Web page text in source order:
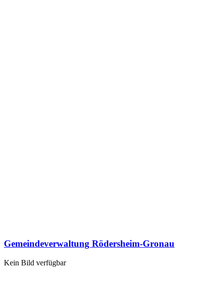
Gemeindeverwaltung Rödersheim-Gronau
Kein Bild verfügbar